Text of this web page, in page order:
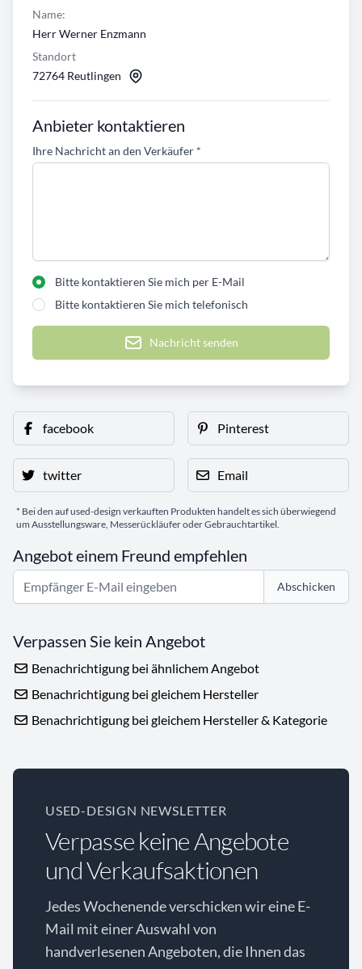
Name:
Herr Werner Enzmann
Standort
72764 Reutlingen
Anbieter kontaktieren
Ihre Nachricht an den Verkäufer *
Bitte kontaktieren Sie mich per E-Mail
Bitte kontaktieren Sie mich telefonisch
Nachricht senden
facebook Pinterest
twitter Email
* Bei den auf used-design verkauften Produkten handelt es sich überwiegend
um Ausstellungsware, Messerückläufer oder Gebrauchtartikel.
Angebot einem Freund empfehlen
Abschicken
Verpassen Sie kein Angebot
Benachrichtigung bei ähnlichem Angebot
Benachrichtigung bei gleichem Hersteller
Benachrichtigung bei gleichem Hersteller & Kategorie
USED-DESIGN NEWSLETTER
Verpasse keine Angebote
und Verkaufsaktionen
Jedes Wochenende verschicken wir eine E-
Mail mit einer Auswahl von
handverlesenen Angeboten, die Ihnen das